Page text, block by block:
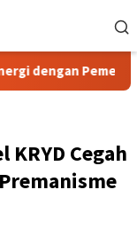
Pemerintah
Cegah